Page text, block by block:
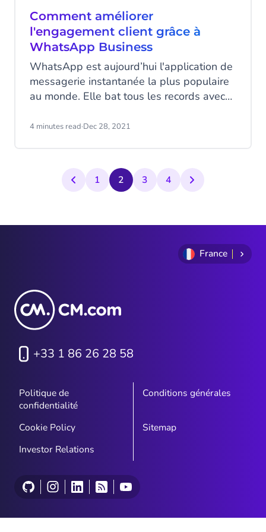
Comment améliorer
l'engagement client grâce à
WhatsApp Business
WhatsApp est aujourd’hui l'application de
messagerie instantanée la plus populaire
au monde. Elle bat tous les records avec
répartis dans 180 pays et 65 milliards de
surprenant que Facebook (devenu Meta)
ait développé une version professionnelle
4 minutes read·Dec 28, 2021
1 2 3 4
France
+33 1 86 26 28 58
Politique de
confidentialité
Conditions générales
Cookie Policy
Sitemap
Investor Relations